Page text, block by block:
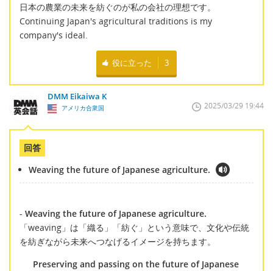
日本の農業の未来を紡ぐのが私の会社の理想です。
Continuing Japan's agricultural traditions is my
company's ideal.
役に立った 3
DMM Eikaiwa K
アメリカ合衆国 2025/03/29 19:44
回答
Weaving the future of Japanese agriculture.
- Weaving the future of Japanese agriculture.
「weaving」は「織る」「紡ぐ」という意味で、文化や伝統
を紡ぎながら未来へつなげるイメージを持ちます。
Preserving and passing on the future of Japanese